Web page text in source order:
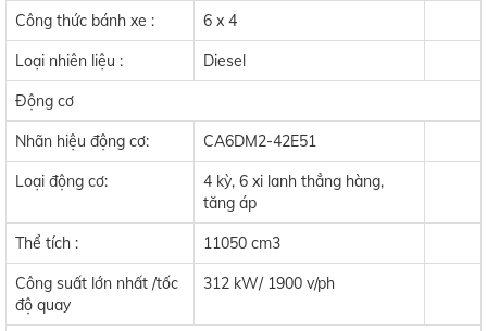
Công thức bánh xe : 6 x 4
Loại nhiên liệu : Diesel
Động cơ
Nhãn hiệu động cơ: CA6DM2-42E51
Loại động cơ:
4 kỳ, 6 xi lanh thẳng hàng,
tăng áp
Thể tích : 11050 cm3
Công suất lớn nhất /tốc
độ quay
312 kW/ 1900 v/ph